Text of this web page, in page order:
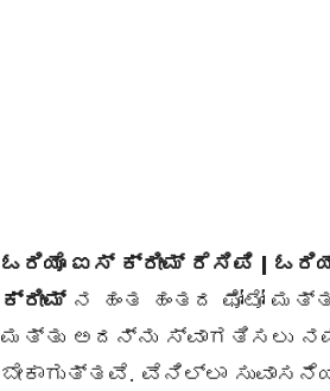
ಓರಿಯೊ ಐಸ್ ಕ್ರೀಮ್ ರೆಸಿಪಿ |
ಕ್ರೀಮ್ನ ಹಂತ ಹಂತದ ಫೋಟೋ
ಮತ್ತು ಅದನ್ನು ಸ್ವಾಗತಿಸಲು
ಬೇಕಾಗುತ್ತವೆ. ವೆನಿಲ್ಲಾ